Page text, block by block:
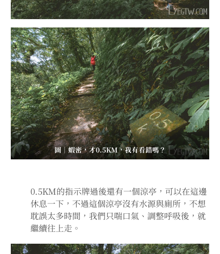
圖｜蝦密，才0.5KM，我有看錯嗎？
0.5KM的指示牌過後還有一個涼亭，可以在這邊
休息一下，不過這個涼亭沒有水源與廁所，不想
耽誤太多時間，我們只喘口氣、調整呼吸後，就
繼續往上走。